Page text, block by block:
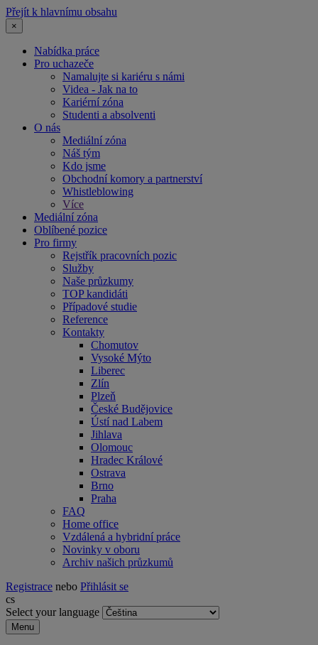
Přejít k hlavnímu obsahu
×
Nabídka práce
Pro uchazeče
Namalujte si kariéru s námi
Videa - Jak na to
Kariérní zóna
Studenti a absolventi
O nás
Mediální zóna
Náš tým
Kdo jsme
Obchodní komory a partnerství
Whistleblowing
Více
Mediální zóna
Oblíbené pozice
Pro firmy
Rejstřík pracovních pozic
Služby
Naše průzkumy
TOP kandidáti
Případové studie
Reference
Kontakty
Chomutov
Vysoké Mýto
Liberec
Zlín
Plzeň
České Budějovice
Ústí nad Labem
Jihlava
Olomouc
Hradec Králové
Ostrava
Brno
Praha
FAQ
Home office
Vzdálená a hybridní práce
Novinky v oboru
Archiv našich průzkumů
Registrace nebo Přihlásit se
cs
Select your language
Menu